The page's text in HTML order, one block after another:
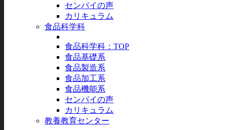
センパイの声
カリキュラム
食品科学科
食品科学科：TOP
食品基礎系
食品製造系
食品加工系
食品機能系
センパイの声
カリキュラム
教養教育センター